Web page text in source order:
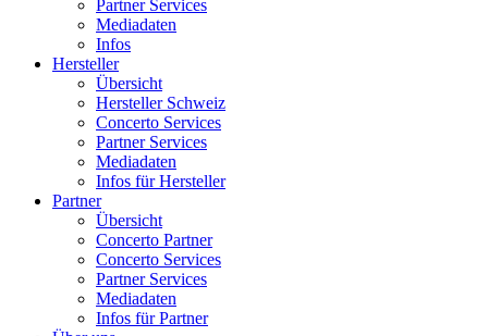
Partner Services
Mediadaten
Infos
Hersteller
Übersicht
Hersteller Schweiz
Concerto Services
Partner Services
Mediadaten
Infos für Hersteller
Partner
Übersicht
Concerto Partner
Concerto Services
Partner Services
Mediadaten
Infos für Partner